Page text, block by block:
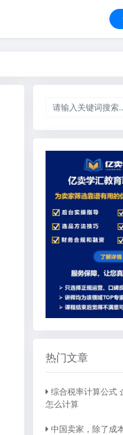
热门文章
综合税率计算公式
怎么计算
中国卖家，除了成